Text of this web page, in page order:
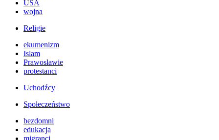
USA
wojna
Religie
ekumenizm
Islam
Prawosławie
protestanci
Uchodźcy
Społeczeństwo
bezdomni
edukacja
migranci